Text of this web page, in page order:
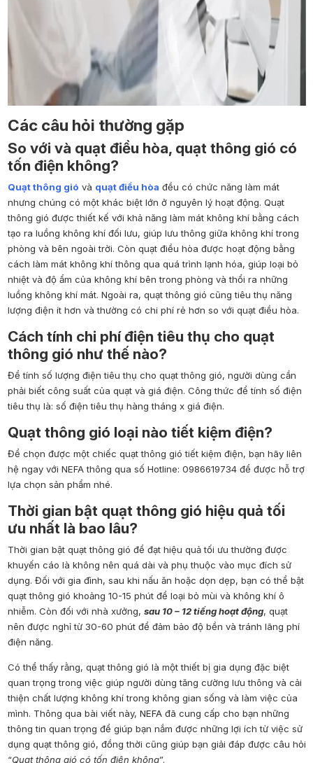
Các câu hỏi thường gặp
So với và quạt điều hòa, quạt thông gió có
tốn điện không?
Quạt thông gió và quạt điều hòa đều có chức năng làm mát
nhưng chúng có một khác biệt lớn ở nguyên lý hoạt động. Quạt
thông gió được thiết kế với khả năng làm mát không khí bằng cách
tạo ra luồng không khí đối lưu, giúp lưu thông giữa không khí trong
phòng và bên ngoài trời. Còn quạt điều hòa được hoạt động bằng
cách làm mát không khí thông qua quá trình lạnh hóa, giúp loại bỏ
nhiệt và độ ẩm của không khí bên trong phòng và thổi ra những
luồng không khí mát. Ngoài ra, quạt thông gió cũng tiêu thụ năng
lượng điện ít hơn và thường có chi phí rẻ hơn so với quạt điều hòa.
Cách tính chi phí điện tiêu thụ cho quạt
thông gió như thế nào?
Để tính số lượng điện tiêu thụ cho quạt thông gió, người dùng cần
phải biết công suất của quạt và giá điện. Công thức để tính số điện
tiêu thụ là: số điện tiêu thụ hàng tháng x giá điện.
Quạt thông gió loại nào tiết kiệm điện?
Để chọn được một chiếc quạt thông gió tiết kiệm điện, bạn hãy liên
hệ ngay với NEFA thông qua số Hotline: 0986619734 để được hỗ trợ
lựa chọn sản phẩm nhé.
Thời gian bật quạt thông gió hiệu quả tối
ưu nhất là bao lâu?
Thời gian bật quạt thông gió để đạt hiệu quả tối ưu thường được
khuyến cáo là không nên quá dài và phụ thuộc vào mục đích sử
dụng. Đối với gia đình, sau khi nấu ăn hoặc dọn dẹp, bạn có thể bật
quạt thông gió khoảng 10-15 phút để loại bỏ mùi và không khí ô
nhiễm. Còn đối với nhà xưởng, sau 10 – 12 tiếng hoạt động, quạt
nên được nghỉ từ 30-60 phút để đảm bảo độ bền và tránh lãng phí
điện năng.
Có thể thấy rằng, quạt thông gió là một thiết bị gia dụng đặc biệt
quan trọng trong việc giúp người dùng tăng cường lưu thông và cải
thiện chất lượng không khí trong không gian sống và làm việc của
mình. Thông qua bài viết này, NEFA đã cung cấp cho bạn những
thông tin quan trọng để giúp bạn nắm được những lợi ích từ việc sử
dụng quạt thông gió, đồng thời cũng giúp bạn giải đáp được câu hỏi
“Quạt thông gió có tốn điện không”.